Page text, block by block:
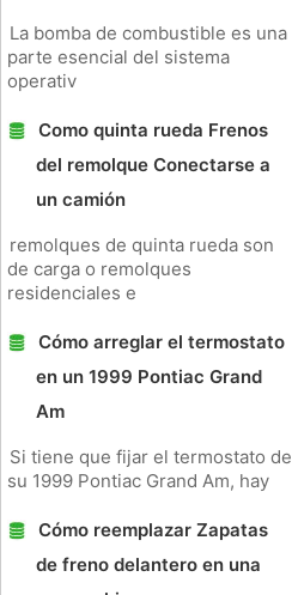
La bomba de combustible es una
parte esencial del sistema
operativ
Como quinta rueda Frenos
del remolque Conectarse a
un camión
remolques de quinta rueda son
de carga o remolques
residenciales e
Cómo arreglar el termostato
en un 1999 Pontiac Grand
Am
Si tiene que fijar el termostato de
su 1999 Pontiac Grand Am, hay
Cómo reemplazar Zapatas
de freno delantero en una